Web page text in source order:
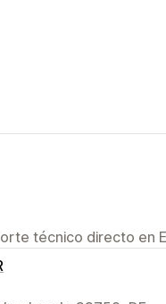
técnico directo en